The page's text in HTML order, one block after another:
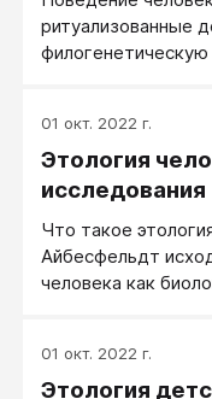
ритуализованные
филогенетическую
01 окт. 2022 г.
Этология
исследования
Что такое
Айбесфельдт
человека как
определенных
механизмы
01 окт. 2022 г.
Этология